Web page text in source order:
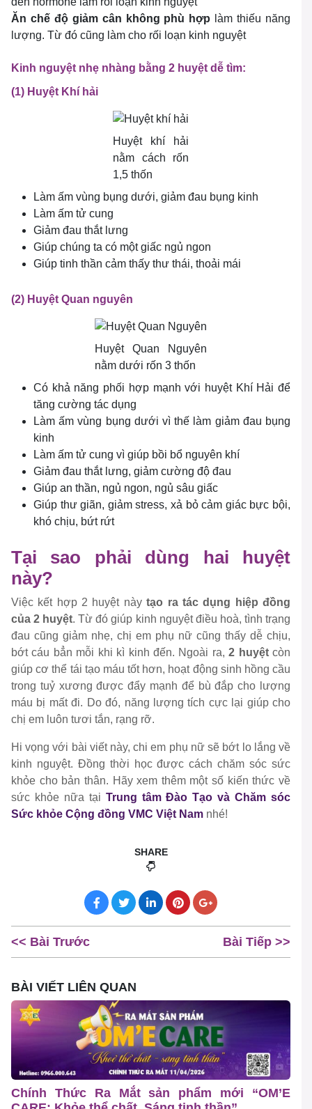
Ăn chế độ giảm cân không phù hợp làm thiếu năng
lượng. Từ đó cũng làm cho rối loạn kinh nguyệt
Kinh nguyệt nhẹ nhàng bằng 2 huyệt dễ tìm:
(1) Huyệt Khí hải
Huyệt khí hải
nằm cách rốn
1,5 thốn
Làm ấm vùng bụng dưới, giảm đau bụng kinh
Làm ấm tử cung
Giảm đau thắt lưng
Giúp chúng ta có một giấc ngủ ngon
Giúp tinh thần cảm thấy thư thái, thoải mái
(2) Huyệt Quan nguyên
Huyệt Quan Nguyên
nằm dưới rốn 3 thốn
Có khả năng phối hợp mạnh với huyệt Khí Hải để
tăng cường tác dụng
Làm ấm vùng bụng dưới vì thế làm giảm đau bụng
kinh
Làm ấm tử cung vì giúp bồi bổ nguyên khí
Giảm đau thắt lưng, giảm cường độ đau
Giúp an thần, ngủ ngon, ngủ sâu giấc
Giúp thư giãn, giảm stress, xả bỏ cảm giác bực bội,
khó chịu, bứt rứt
Tại sao phải dùng hai huyệt
này?
Việc kết hợp 2 huyệt nàytạo ra tác dụng hiệp đồng
của 2 huyệt. Từ đó giúp kinh nguyệt điều hoà, tình trạng
đau cũng giảm nhẹ, chị em phụ nữ cũng thấy dễ chịu,
bớt cáu bẳn mỗi khi kì kinh đến. Ngoài ra, 2 huyệt còn
giúp cơ thể tái tạo máu tốt hơn, hoạt động sinh hồng cầu
trong tuỷ xương được đẩy mạnh để bù đắp cho lượng
máu bị mất đi. Do đó, năng lượng tích cực lại giúp cho
chị em luôn tươi tắn, rạng rỡ.
Hi vọng với bài viết này, chi em phụ nữ sẽ bớt lo lắng về
kinh nguyệt. Đồng thời học được cách chăm sóc sức
khỏe cho bản thân. Hãy xem thêm một số kiến thức về
sức khỏe nữa tại Trung tâm Đào Tạo và Chăm sóc
Sức khỏe Cộng đồng VMC Việt Nam nhé!
SHARE
<< Bài Trước Bài Tiếp >>
BÀI VIẾT LIÊN QUAN
Chính Thức Ra Mắt sản phẩm mới “OM’E